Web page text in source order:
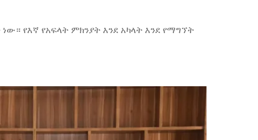
የእኛ የአፍላት ምክንያት እንደ አካላት እንደ የማግኘት